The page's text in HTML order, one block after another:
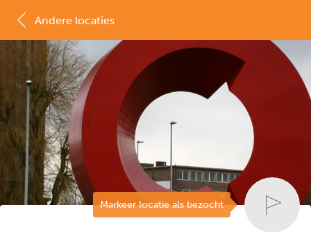
Markeer locatie als bezocht
Andere locaties
MAP LIJST